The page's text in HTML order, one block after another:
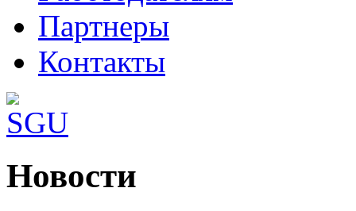
Партнеры
Контакты
http://www.joomla3x.ru/joomla3-templates.html
Новости